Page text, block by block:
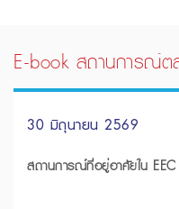
E-book สถานการณ์
30 มิถุนายน 2569
สถานการณ์ที่อยู่อาศัยใน